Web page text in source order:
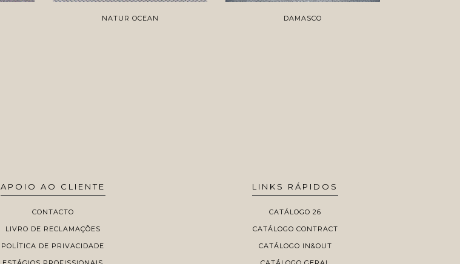
NATUR OCEAN DAMASCO
APOIO AO CLIENTE
CONTACTO
LIVRO DE RECLAMAÇÕES
POLÍTICA DE PRIVACIDADE
LINKS RÁPIDOS
CATÁLOGO 26
CATÁLOGO CONTRACT
CATÁLOGO IN&OUT